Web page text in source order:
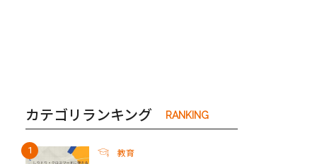
カテゴリランキング RANKING
教育